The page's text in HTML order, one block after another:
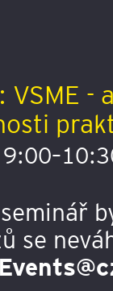
VSME
se